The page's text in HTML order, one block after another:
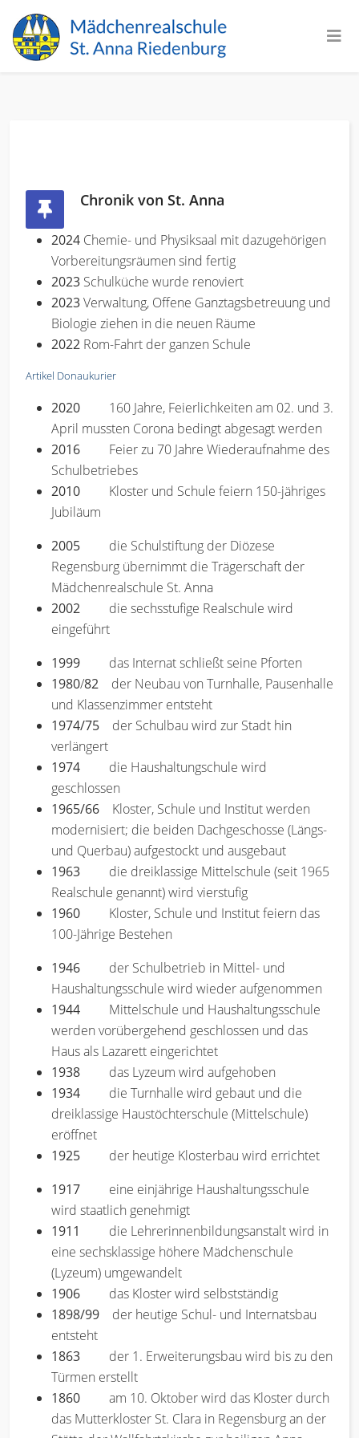
Chronik von St. Anna
2024 Chemie- und Physiksaal mit dazugehörigen
Vorbereitungsräumen sind fertig
2023 Schulküche wurde renoviert
2023Verwaltung, Offene Ganztagsbetreuung und
Biologie ziehen in die neuen Räume
2022 Rom-Fahrt der ganzen Schule
Artikel Donaukurier
2020
160 Jahre, Feierlichkeiten am 02. und 3.
April mussten Corona bedingt abgesagt werden
2016 Feier zu 70 Jahre Wiederaufnahme des
Schulbetriebes
2010 Kloster und Schule feiern 150-jähriges
Jubiläum
2005 die Schulstiftung der Diözese
Regensburg übernimmt die Trägerschaft der
Mädchenrealschule St. Anna
2002 die sechsstufige Realschule wird
eingeführt
1999 das Internat schließt seine Pforten
1980/82 der Neubau von Turnhalle, Pausenhalle
und Klassenzimmer entsteht
1974/75 der Schulbau wird zur Stadt hin
verlängert
1974 die Haushaltungschule wird
geschlossen
1965/66 Kloster, Schule und Institut werden
modernisiert; die beiden Dachgeschosse (Längs-
und Querbau) aufgestockt und ausgebaut
1963 die dreiklassige Mittelschule (seit 1965
Realschule genannt) wird vierstufig
1960 Kloster, Schule und Institut feiern das
100-Jährige Bestehen
1946 der Schulbetrieb in Mittel- und
Haushaltungsschule wird wieder aufgenommen
1944 Mittelschule und Haushaltungsschule
werden vorübergehend geschlossen und das
Haus als Lazarett eingerichtet
1938 das Lyzeum wird aufgehoben
1934 die Turnhalle wird gebaut und die
dreiklassige Haustöchterschule (Mittelschule)
eröffnet
1925 der heutige Klosterbau wird errichtet
1917 eine einjährige Haushaltungsschule
wird staatlich genehmigt
1911 die Lehrerinnenbildungsanstalt wird in
eine sechsklassige höhere Mädchenschule
(Lyzeum) umgewandelt
1906 das Kloster wird selbstständig
1898/99 der heutige Schul- und Internatsbau
entsteht
1863 der 1. Erweiterungsbau wird bis zu den
Türmen erstellt
1860
am 10. Oktober wird das Kloster durch
das Mutterkloster St. Clara in Regensburg an der